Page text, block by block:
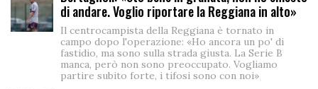
di andare. Voglio riportare la Reggiana in alto»
Il centrocampista della Reggiana è tornato in
campo dopo l'operazione: «Ho ancora un po' di
fastidio, ma sono sulla strada giusta. La Serie B
manca, però non sono preoccupato. Vogliamo
partire subito forte, i tifosi sono con noi»